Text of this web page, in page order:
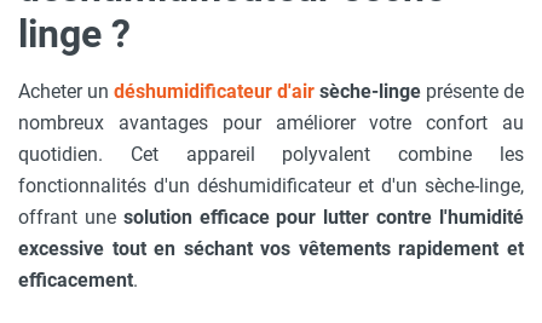
linge ?
Acheter un déshumidificateur d'air sèche-linge présente de
nombreux avantages pour améliorer votre confort au
quotidien. Cet appareil polyvalent combine les
fonctionnalités d'un déshumidificateur et d'un sèche-linge,
offrant une solution efficace pour lutter contre l'humidité
excessive tout en séchant vos vêtements rapidement et
efficacement.